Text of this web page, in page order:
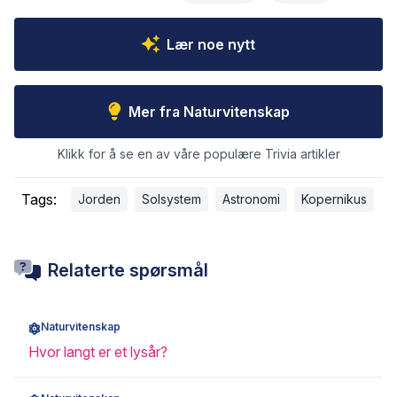
Lær noe nytt
Mer fra Naturvitenskap
Klikk for å se en av våre populære Trivia artikler
Tags: Jorden Solsystem Astronomi Kopernikus
Relaterte spørsmål
Naturvitenskap
Hvor langt er et lysår?